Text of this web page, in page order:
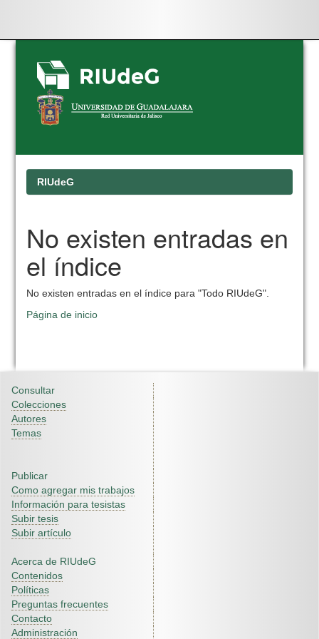
Skip
navigation
RIUdeG
No existen entradas en
el índice
No existen entradas en el índice para "Todo RIUdeG".
Página de inicio
Consultar
Colecciones
Autores
Temas
Publicar
Como agregar mis trabajos
Información para tesistas
Subir tesis
Subir artículo
Acerca de RIUdeG
Contenidos
Políticas
Preguntas frecuentes
Contacto
Administración